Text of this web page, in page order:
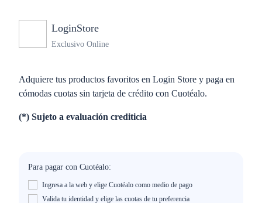
LoginStore
Exclusivo Online
Adquiere tus productos favoritos en Login Store y paga en
cómodas cuotas sin tarjeta de crédito con Cuotéalo.
(*) Sujeto a evaluación crediticia
Para pagar con Cuotéalo:
Ingresa a la web y elige Cuotéalo como medio de pago
Valida tu identidad y elige las cuotas de tu preferencia